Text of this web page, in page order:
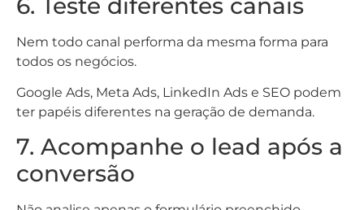
Nem todo canal performa da mesma forma para
todos os negócios.
Google Ads, Meta Ads, LinkedIn Ads e SEO podem
ter papéis diferentes na geração de demanda.
7. Acompanhe o lead após a
conversão